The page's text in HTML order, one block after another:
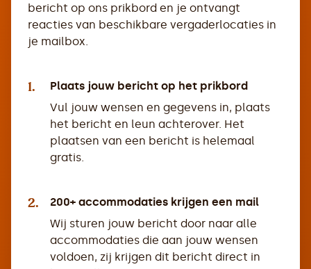
bericht op ons prikbord en je ontvangt
reacties van beschikbare vergaderlocaties in
je mailbox.
1.
Plaats jouw bericht op het prikbord
Vul jouw wensen en gegevens in, plaats
het bericht en leun achterover. Het
plaatsen van een bericht is helemaal
gratis.
2.
200+ accommodaties krijgen een mail
Wij sturen jouw bericht door naar alle
accommodaties die aan jouw wensen
voldoen, zij krijgen dit bericht direct in